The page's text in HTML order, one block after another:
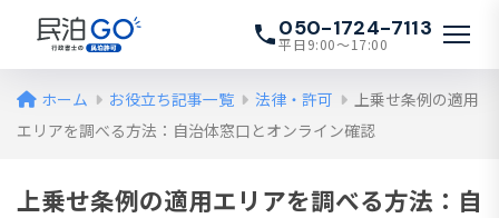
050-1724-7113
平日9:00〜17:00
ホーム お役立ち記事一覧 法律・許可
上乗せ条例の適用
エリアを調べる方法：自治体窓口とオンライン確認
上乗せ条例の適用エリアを調べる方法：自